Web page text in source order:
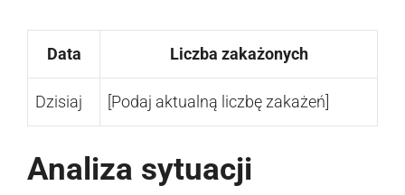
Data Liczba zakażonych
Dzisiaj [Podaj aktualną liczbę zakażeń]
Analiza sytuacji